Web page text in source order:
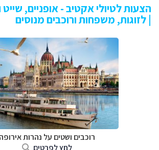
הצעות לטיולי אקטיב - אופניים, שייט
| לזוגות, משפחות ורוכבים מנוסים
רוכבים ושטים על נהרות אירופה
לחץ לפרטים